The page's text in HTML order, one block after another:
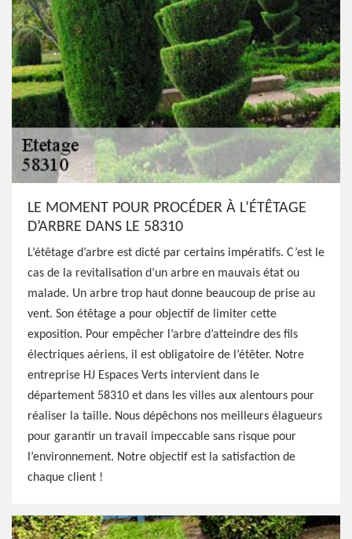
LE MOMENT POUR PROCÉDER À L’ÉTÊTAGE
D’ARBRE DANS LE 58310
L’étêtage d’arbre est dicté par certains impératifs. C’est le
cas de la revitalisation d’un arbre en mauvais état ou
malade. Un arbre trop haut donne beaucoup de prise au
vent. Son étêtage a pour objectif de limiter cette
exposition. Pour empêcher l’arbre d’atteindre des fils
électriques aériens, il est obligatoire de l’étêter. Notre
entreprise HJ Espaces Verts intervient dans le
département 58310 et dans les villes aux alentours pour
réaliser la taille. Nous dépêchons nos meilleurs élagueurs
pour garantir un travail impeccable sans risque pour
l’environnement. Notre objectif est la satisfaction de
chaque client !